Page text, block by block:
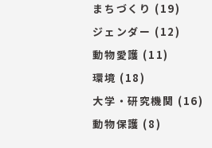
まちづくり (19)
ジェンダー (12)
動物愛護 (11)
環境 (18)
大学・研究機関 (16)
動物保護 (8)